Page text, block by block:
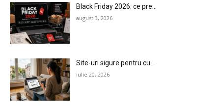
Black Friday 2026: ce pre...
august 3, 2026
Site-uri sigure pentru cu...
iulie 20, 2026